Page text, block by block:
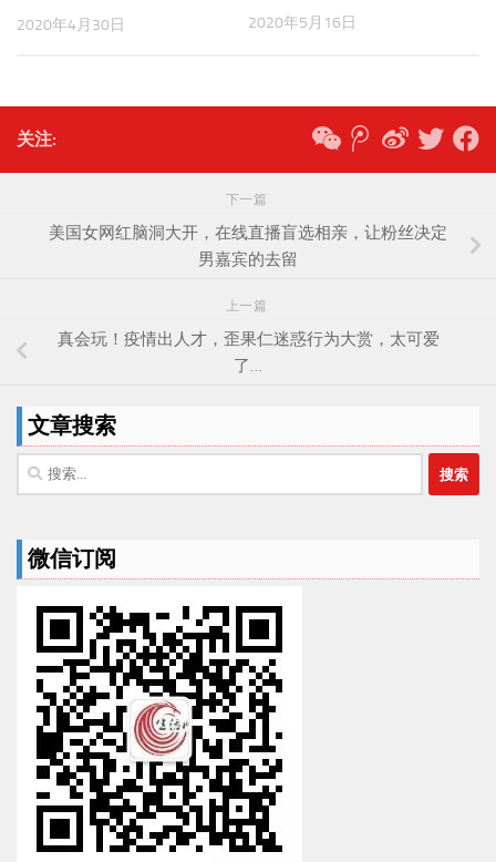
2020年4月30日 2020年5月16日
关注:
下一篇
美国女网红脑洞大开，在线直播盲选相亲，让粉丝决定
男嘉宾的去留
上一篇
真会玩！疫情出人才，歪果仁迷惑行为大赏，太可爱
了…
文章搜索
搜
索：
微信订阅